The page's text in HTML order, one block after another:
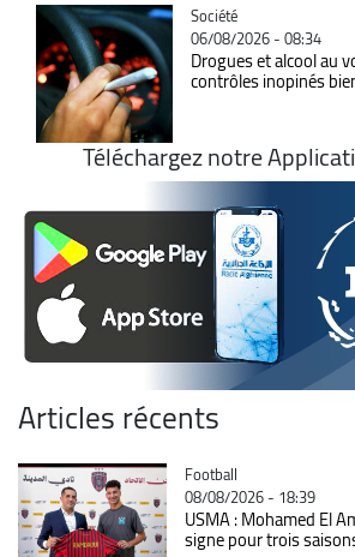
Catégorie
Société
06/08/2026 - 08:34
Drogues et alcool au
contrôles inopinés
Téléchargez notre
Articles récents
Catégorie
Football
08/08/2026 - 18:39
USMA : Mohamed El
signe pour trois